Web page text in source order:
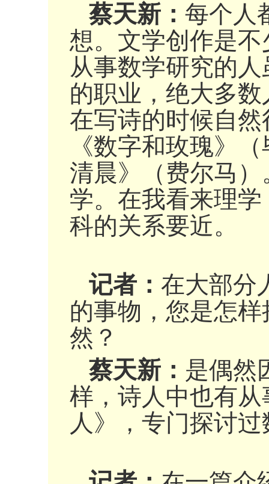
蔡天新： 每个人
想。文学创作是
从事数学研究的
的职业，绝大多
在写诗的时候自
《数字和玫瑰》
清晨》（费尔马
学。在我看来理
科的关系要近。
记者： 在大部分
的事物，您是怎
然？
蔡天新： 是偶然
样，诗人中也有
人》，专门探讨